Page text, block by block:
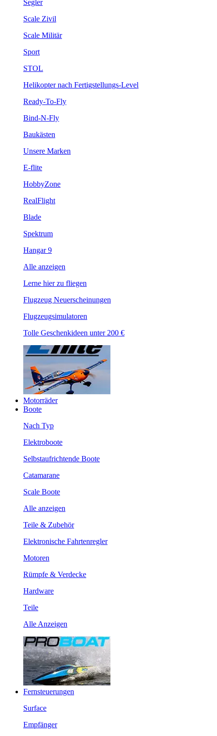
Segler
Scale Zivil
Scale Militär
Sport
STOL
Helikopter nach Fertigstellungs-Level
Ready-To-Fly
Bind-N-Fly
Baukästen
Unsere Marken
E-flite
HobbyZone
RealFlight
Blade
Spektrum
Hangar 9
Alle anzeigen
Lerne hier zu fliegen
Flugzeug Neuerscheinungen
Flugzeugsimulatoren
Tolle Geschenkideen unter 200 €
Motorräder
Boote
Nach Typ
Elektroboote
Selbstaufrichtende Boote
Catamarane
Scale Boote
Alle anzeigen
Teile & Zubehör
Elektronische Fahrtenregler
Motoren
Rümpfe & Verdecke
Hardware
Teile
Alle Anzeigen
Fernsteuerungen
Surface
Empfänger